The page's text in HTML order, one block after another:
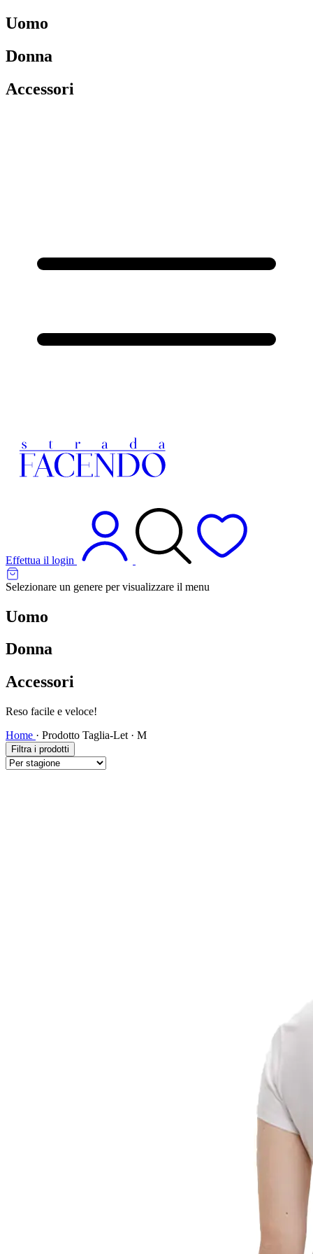
Uomo
Donna
Accessori
Effettua il login
Selezionare un genere per visualizzare il menu
Uomo
Donna
Accessori
Spedizione veloce!
Home · Prodotto Taglia-Let · M
Filtra i prodotti